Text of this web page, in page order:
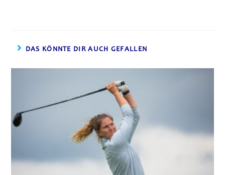
DAS KÖNNTE DIR AUCH GEFALLEN